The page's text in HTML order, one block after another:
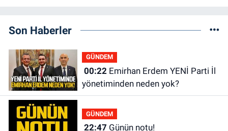
Son Haberler
GÜNDEM
00:22Emirhan Erdem YENİ Parti İl
yönetiminden neden yok?
GÜNDEM
22:47 Günün notu!